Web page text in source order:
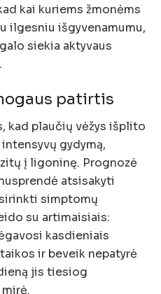
kai kuriems žmonėms
ilgesniu išgyvenamumu,
siekia aktyvaus
patirtis
kad plaučių vėžys išplito
gydymą,
į ligoninę. Prognozė
atsisakyti
simptomų
su artimaisiais:
kasdieniais
ir beveik nepatyrė
jis tiesiog